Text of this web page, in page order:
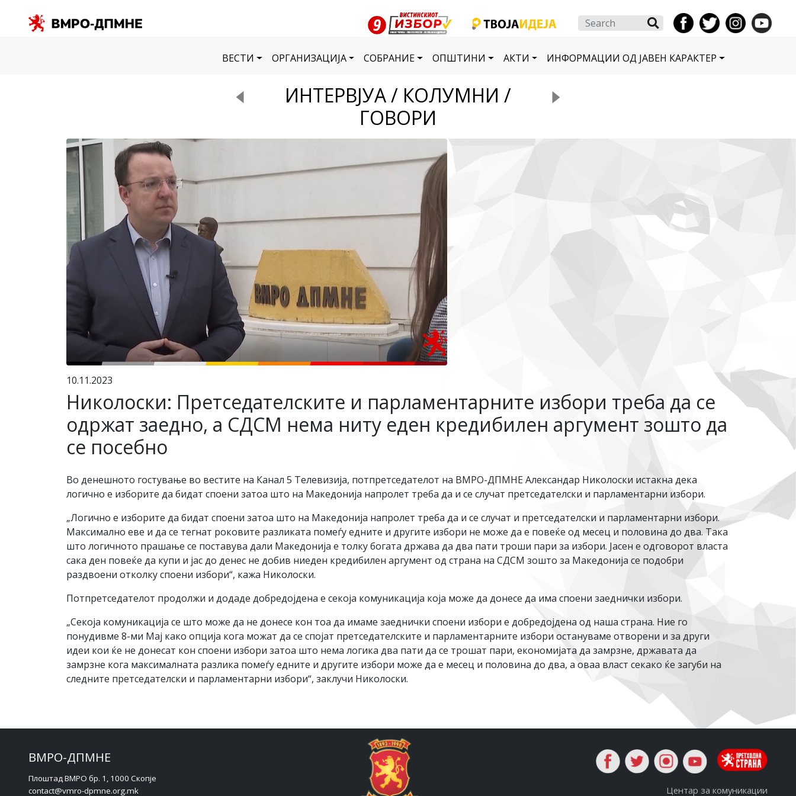
Search
ВЕСТИ ОРГАНИЗАЦИЈА СОБРАНИЕ ОПШТИНИ АКТИ ИНФОРМАЦИИ ОД ЈАВЕН КАРАКТЕР
ИНТЕРВЈУА / КОЛУМНИ /
ГОВОРИ
10.11.2023
Николоски: Претседателските и парламентарните избори треба да се
одржат заедно, а СДСМ нема ниту еден кредибилен аргумент зошто да
се посебно
Во денешното гостување во вестите на Канал 5 Телевизија, потпретседателот на ВМРО-ДПМНЕ Александар Николоски истакна дека
логично е изборите да бидат споени затоа што на Македонија напролет треба да и се случат претседателски и парламентарни избори.
„Логично е изборите да бидат споени затоа што на Македонија напролет треба да и се случат и претседателски и парламентарни избори.
Максимално еве и да се тегнат роковите разликата помеѓу едните и другите избори не може да е повеќе од месец и половина до два. Така
што логичното прашање се поставува дали Македонија е толку богата држава да два пати троши пари за избори. Јасен е одговорот власта
сака ден повеќе да купи и јас до денес не добив ниеден кредибилен аргумент од страна на СДСМ зошто за Македонија се подобри
раздвоени отколку споени избори“, кажа Николоски.
Потпретседателот продолжи и додаде добредојдена е секоја комуникација која може да донесе да има споени заеднички избори.
„Секоја комуникација се што може да не донесе кон тоа да имаме заеднички споени избори е добредојдена од наша страна. Ние го
понудивме 8-ми Мај како опција кога можат да се спојат претседателските и парламентарните избори остануваме отворени и за други
идеи кои ќе не донесат кон споени избори затоа што нема логика два пати да се трошат пари, економијата да замрзне, државата да
замрзне кога максималната разлика помеѓу едните и другите избори може да е месец и половина до два, а оваа власт секако ќе загуби на
следните претседателски и парламентарни избори“, заклучи Николоски.
ВМРО-ДПМНЕ
Плоштад ВМРО бр. 1, 1000 Скопје
contact@vmro-dpmne.org.mk
Центар за комуникации